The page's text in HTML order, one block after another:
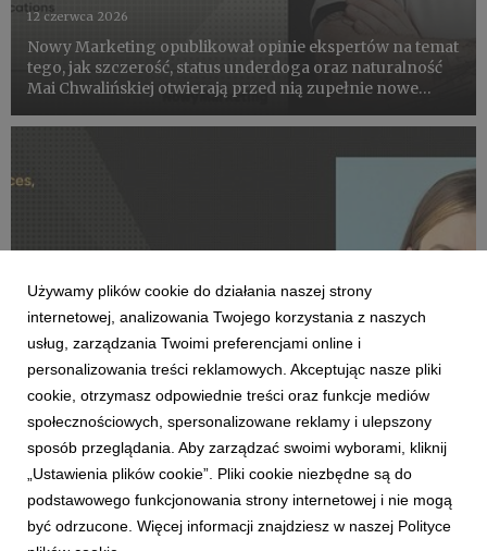
12 czerwca 2026
Nowy Marketing opublikował opinie ekspertów na temat
tego, jak szczerość, status underdoga oraz naturalność
Mai Chwalińskiej otwierają przed nią zupełnie nowe
sukcesie na kortach Rolanda Garrosa.
THOUGHT LEADERSHIP
Paula Sołtysiak w jury Effie Awards Poland
29 maja 2026
Paula Sołtysiak, Strategy Director w VML, została
wybrana do jury Effie Awards Poland 2026. Będzie
Używamy plików cookie do działania naszej strony
internetowej, analizowania Twojego korzystania z naszych
usług, zarządzania Twoimi preferencjami online i
personalizowania treści reklamowych. Akceptując nasze pliki
cookie, otrzymasz odpowiednie treści oraz funkcje mediów
społecznościowych, spersonalizowane reklamy i ulepszony
sposób przeglądania. Aby zarządzać swoimi wyborami, kliknij
„Ustawienia plików cookie”. Pliki cookie niezbędne są do
podstawowego funkcjonowania strony internetowej i nie mogą
być odrzucone. Więcej informacji znajdziesz w naszej Polityce